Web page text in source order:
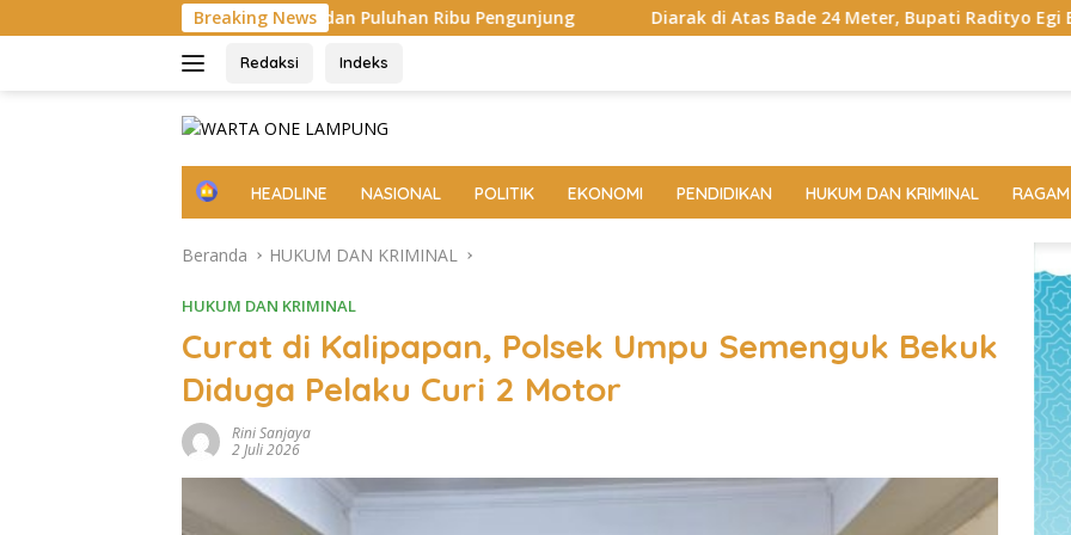
ke
Breaking News
dan Puluhan Ribu Pengunjung Diarak di Atas Bade 24 Meter, Bupati Radityo Egi Bawa Mimpi Besar Balinuraga
Redaksi Indeks
H
e
HEADLINE NASIONAL POLITIK EKONOMI PENDIDIKAN HUKUM DAN KRIMINAL RAGAM
Beranda HUKUM DAN KRIMINAL
HUKUM DAN KRIMINAL
Curat di Kalipapan, Polsek Umpu Semenguk Bekuk
Diduga Pelaku Curi 2 Motor
Rini Sanjaya
2 Juli 2026